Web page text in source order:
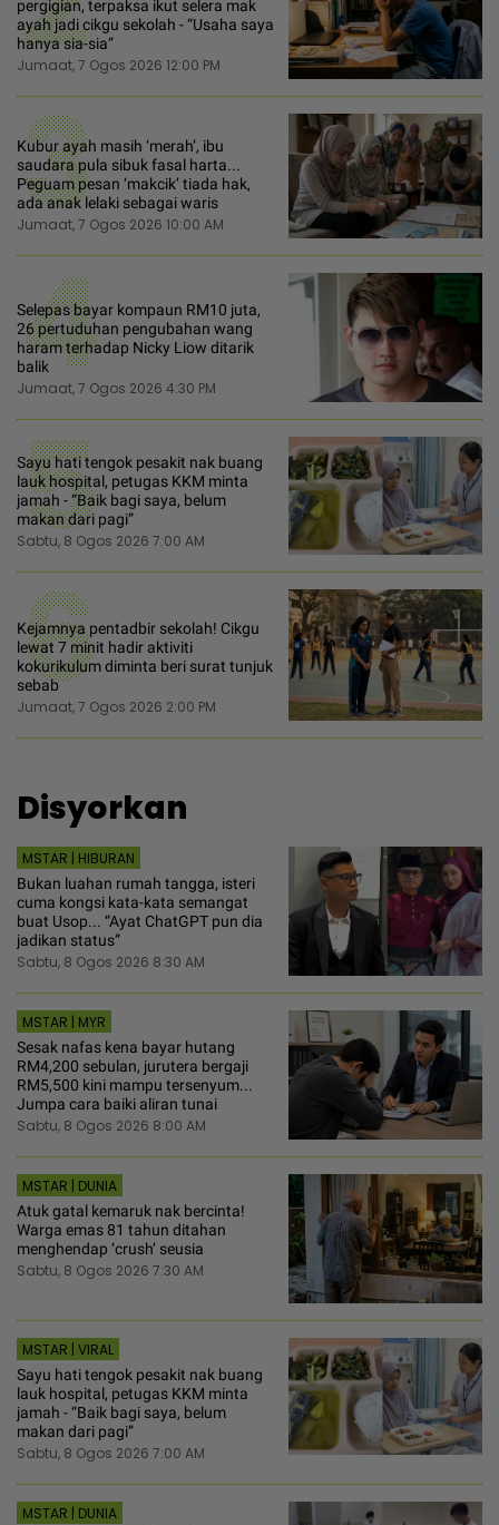
pergigian, terpaksa ikut selera mak
ayah jadi cikgu sekolah - “Usaha saya
hanya sia-sia”
Jumaat, 7 Ogos 2026 12:00 PM
3
Kubur ayah masih ‘merah’, ibu
saudara pula sibuk fasal harta...
Peguam pesan ‘makcik’ tiada hak,
ada anak lelaki sebagai waris
Jumaat, 7 Ogos 2026 10:00 AM
4
Selepas bayar kompaun RM10 juta,
26 pertuduhan pengubahan wang
haram terhadap Nicky Liow ditarik
balik
Jumaat, 7 Ogos 2026 4:30 PM
5
Sayu hati tengok pesakit nak buang
lauk hospital, petugas KKM minta
jamah - “Baik bagi saya, belum
makan dari pagi”
Sabtu, 8 Ogos 2026 7:00 AM
6
Kejamnya pentadbir sekolah! Cikgu
lewat 7 minit hadir aktiviti
kokurikulum diminta beri surat tunjuk
sebab
Jumaat, 7 Ogos 2026 2:00 PM
Disyorkan
MSTAR | HIBURAN
Bukan luahan rumah tangga, isteri
cuma kongsi kata-kata semangat
buat Usop... “Ayat ChatGPT pun dia
jadikan status”
Sabtu, 8 Ogos 2026 8:30 AM
MSTAR | MYR
Sesak nafas kena bayar hutang
RM4,200 sebulan, jurutera bergaji
RM5,500 kini mampu tersenyum...
Jumpa cara baiki aliran tunai
Sabtu, 8 Ogos 2026 8:00 AM
MSTAR | DUNIA
Atuk gatal kemaruk nak bercinta!
Warga emas 81 tahun ditahan
menghendap ‘crush’ seusia
Sabtu, 8 Ogos 2026 7:30 AM
MSTAR | VIRAL
Sayu hati tengok pesakit nak buang
lauk hospital, petugas KKM minta
jamah - “Baik bagi saya, belum
makan dari pagi”
Sabtu, 8 Ogos 2026 7:00 AM
MSTAR | DUNIA